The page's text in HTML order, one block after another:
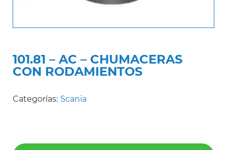
101.81 – AC – CHUMACERAS
CON RODAMIENTOS
Categorías: Scania